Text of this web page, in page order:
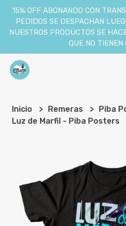
15% OFF ABONANDO CON
PEDIDOS SE DESPACHAN
NUESTROS PRODUCTOS SE
QUE NO TIENEN
Inicio Remeras
Piba
Luz de Marfil - Piba Posters